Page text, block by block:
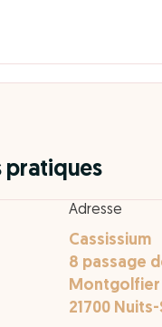
pratiques
Adresse
Cassissium
8 passage
Montgolfier
21700